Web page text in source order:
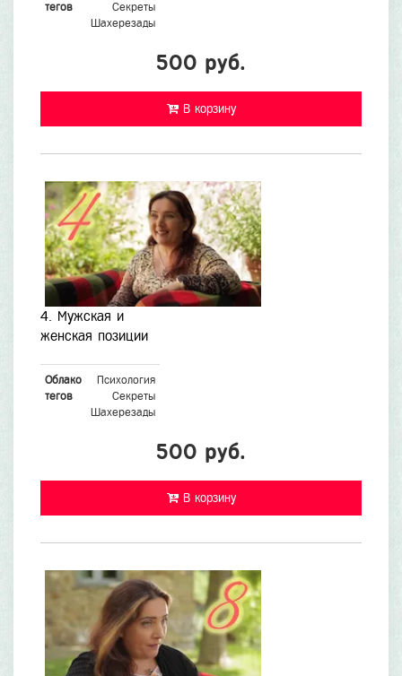
тегов
Секреты
Шахерезады
500 руб.
В корзину
4. Мужская и
женская позиции
Облако
тегов
Психология
Секреты
Шахерезады
500 руб.
В корзину